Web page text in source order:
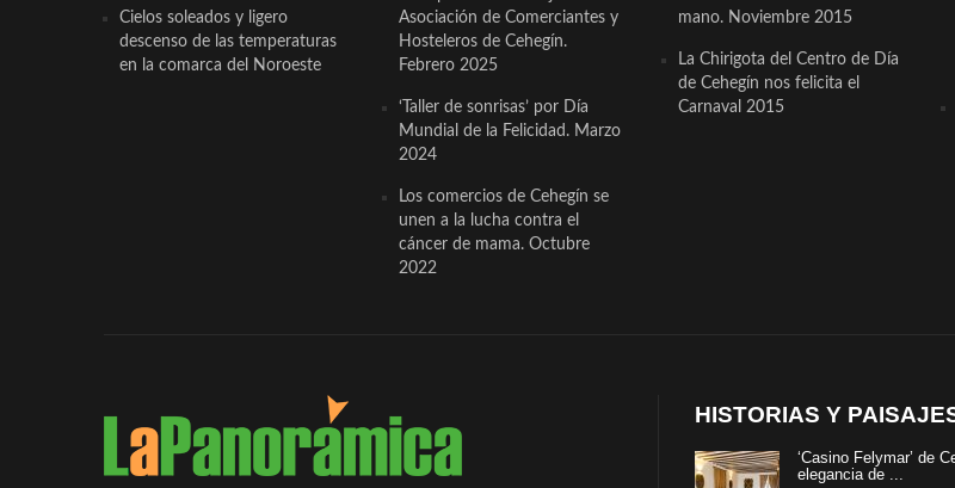
Cielos soleados y ligero
descenso de las temperaturas
en la comarca del Noroeste
Asociación de Comerciantes y
Hosteleros de Cehegín.
Febrero 2025
‘Taller de sonrisas’ por Día
Mundial de la Felicidad. Marzo
2024
Los comercios de Cehegín se
unen a la lucha contra el
cáncer de mama. Octubre
2022
mano. Noviembre 2015
La Chirigota del Centro de Día
de Cehegín nos felicita el
Carnaval 2015
HISTORIAS Y
‘Casino Felymar’ de
elegancia de ...